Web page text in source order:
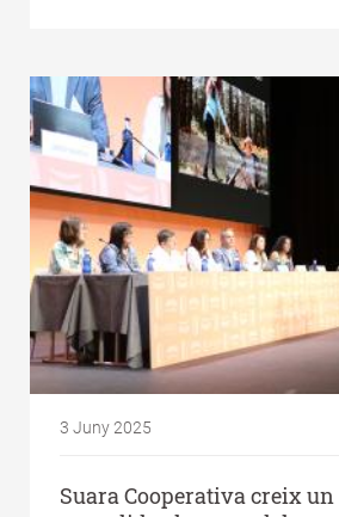
3 Juny 2025
Suara Cooperativa creix un